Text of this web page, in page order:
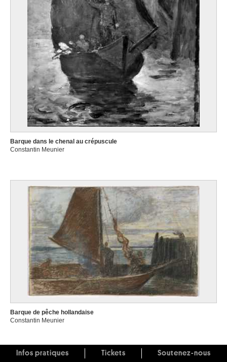
Barque dans le chenal au crépuscule
Constantin Meunier
Barque de pêche hollandaise
Constantin Meunier
Infos pratiques Tickets Soutenez-nous